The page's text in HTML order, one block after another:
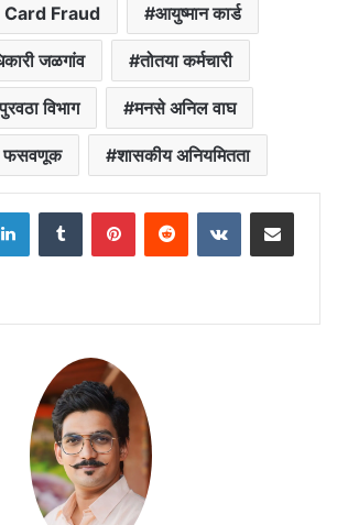
Card Fraud आयुष्मान कार्ड
जळगांव तोतया कर्मचारी
विभाग मनसे अनिल वाघ
फसवणूक शासकीय अनियमितता
LinkedInTumblr PinterestReddit VKontakteShare via Email